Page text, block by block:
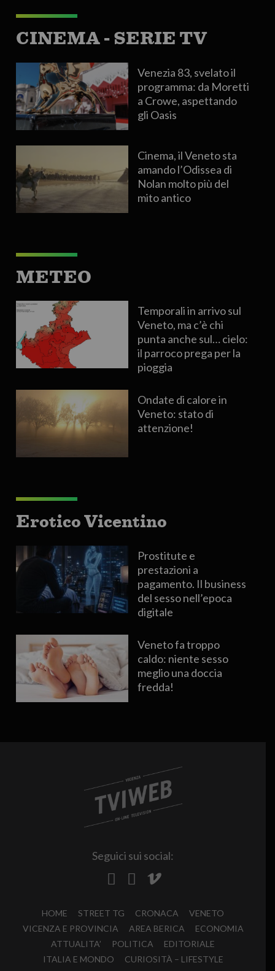
CINEMA - SERIE TV
Venezia 83, svelato il
programma: da Moretti
a Crowe, aspettando
gli Oasis
Cinema, il Veneto sta
amando l’Odissea di
Nolan molto più del
mito antico
METEO
Temporali in arrivo sul
Veneto, ma c’è chi
punta anche sul… cielo:
il parroco prega per la
pioggia
Ondate di calore in
Veneto: stato di
attenzione!
Erotico Vicentino
Prostitute e
prestazioni a
pagamento. Il business
del sesso nell’epoca
digitale
Veneto fa troppo
caldo: niente sesso
meglio una doccia
fredda!
Seguici sui social:
HOME STREET TG CRONACA
VENETO
VICENZA E PROVINCIA
AREA BERICA
ECONOMIA
ATTUALITA’
POLITICA
EDITORIALE
ITALIA E MONDO
CURIOSITÀ – LIFESTYLE